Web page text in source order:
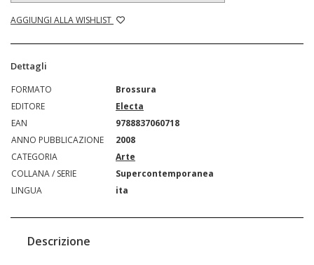
AGGIUNGI ALLA WISHLIST
Dettagli
FORMATO
Brossura
EDITORE
Electa
EAN
9788837060718
ANNO PUBBLICAZIONE
2008
CATEGORIA
Arte
COLLANA / SERIE
Supercontemporanea
LINGUA
ita
Descrizione